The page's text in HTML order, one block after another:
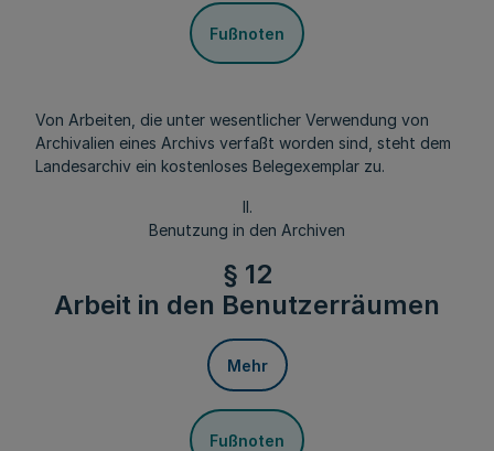
Fußnoten
Von Arbeiten, die unter wesentlicher Verwendung von
Archivalien eines Archivs verfaßt worden sind, steht dem
Landesarchiv ein kostenloses Belegexemplar zu.
II.
Benutzung in den Archiven
§ 12
Arbeit in den Benutzerräumen
Mehr
Fußnoten